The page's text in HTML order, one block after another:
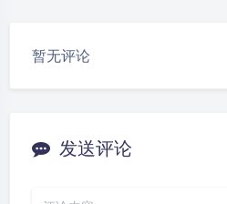
暂无评论
发送评论